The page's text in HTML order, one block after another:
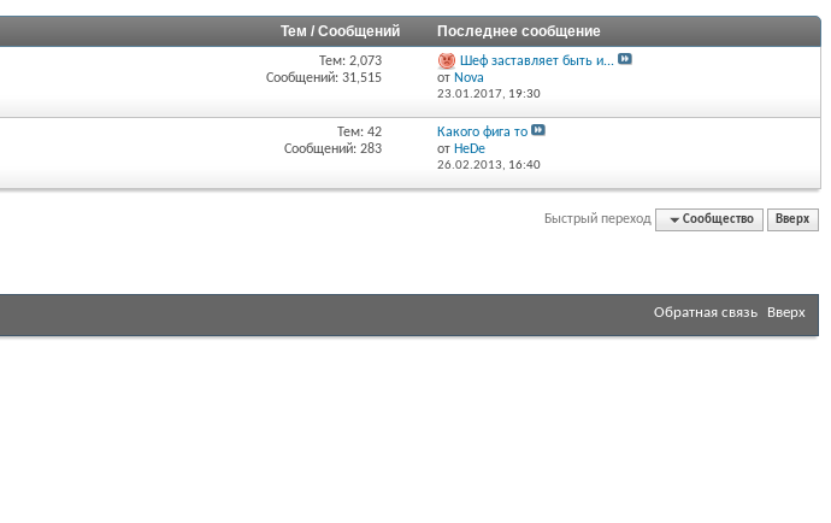
Тем / Сообщений Последнее сообщение
Тем: 2,073
Сообщений: 31,515
Шеф заставляет быть и...
от Nova
23.01.2017, 19:30
Тем: 42
Сообщений: 283
Какого фига то
от HeDe
26.02.2013, 16:40
Быстрый переход Сообщество Вверх
Обратная связь Вверх